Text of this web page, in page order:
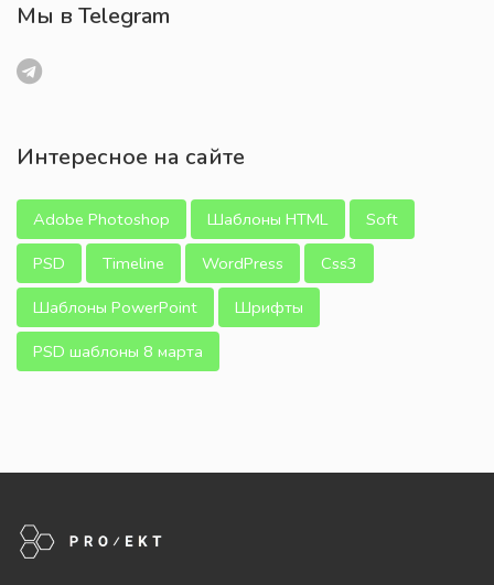
Мы в Telegram
Интересное на сайте
Adobe Photoshop Шаблоны HTML
Soft
PSD
Timeline WordPress
Css3
Шаблоны PowerPoint
Шрифты
PSD шаблоны 8 марта